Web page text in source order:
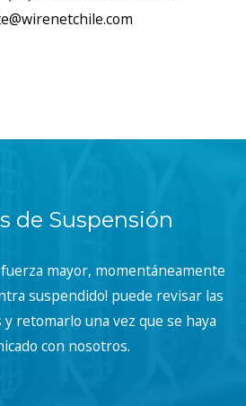
de Suspensión
mayor, momentáneamente
suspendido! puede revisar las
retomarlo una vez que se haya
con nosotros.